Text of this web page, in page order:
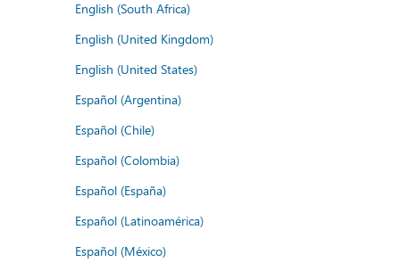
English (South Africa)
English (United Kingdom)
English (United States)
Español (Argentina)
Español (Chile)
Español (Colombia)
Español (España)
Español (Latinoamérica)
Español (México)